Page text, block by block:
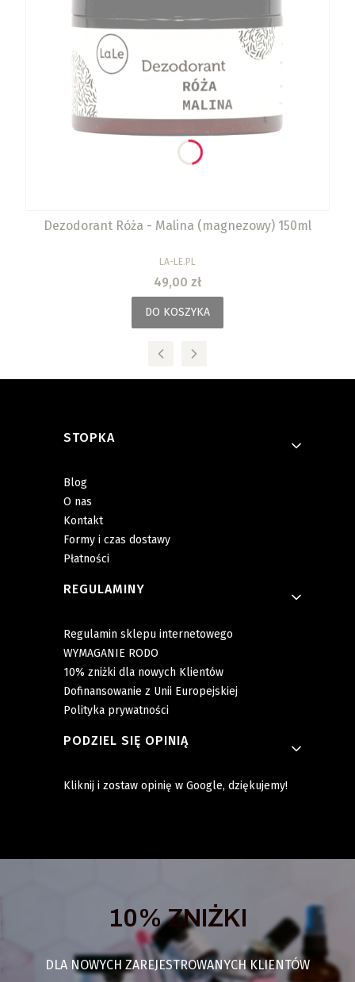
Dezodorant Róża - Malina (magnezowy) 150ml
PRODUCENT
LA-LE.PL
Cena
49,00 zł
DO KOSZYKA
Linki w stopce
STOPKA
Blog
O nas
Kontakt
Formy i czas dostawy
Płatności
REGULAMINY
Regulamin sklepu internetowego
WYMAGANIE RODO
10% zniżki dla nowych Klientów
Dofinansowanie z Unii Europejskiej
Polityka prywatności
PODZIEL SIĘ OPINIĄ
Kliknij i zostaw opinię w Google, dziękujemy!
10% ZNIŻKI
DLA NOWYCH ZAREJESTROWANYCH KLIENTÓW